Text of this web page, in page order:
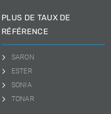
PLUS DE TAUX DE
RÉFÉRENCE
SARON
ESTER
SONIA
TONAR